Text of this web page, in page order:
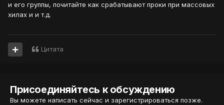
и его группы, почитайте как срабатывают проки при массовых
хилах и и т.д.
Цитата
Присоединяйтесь к обсуждению
Вы можете написать сейчас и зарегистрироваться позже.